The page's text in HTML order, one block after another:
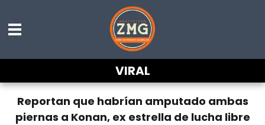
VIRAL
Reportan que habrían amputado ambas
piernas a Konan, ex estrella de lucha libre